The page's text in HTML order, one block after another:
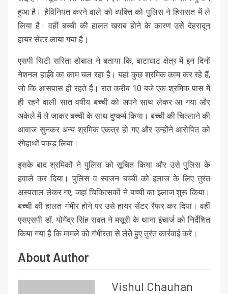
हुआ है। हैविनियत करने वाले को व्यक्ति को पुलिस ने हिरासत में ले
लिया है। वहीं बच्ची की हालत खराब होने के कारण उसे देहरादून
हायर सेंटर लाया गया है।
एसपी सिटी सरिता डोबाल ने बताया कि, बाटाघाट क्षेत्र में इन दिनों
नेशनल हाईवे का काम चल रहा है। यहां कुछ श्रमिक काम कर रहे हैं,
जो कि आसपास ही रहते हैं। रात करीब 10 बजे एक श्रमिक पास में
ही रहने वाली सात वर्षीय बच्ची को अपने साथ लेकर आ गया और
अकेले में ले जाकर बच्ची के साथ दुष्कर्म किया। बच्ची की चिल्लाने की
आवाज सुनकर अन्य श्रमिक एकत्र हो गए और उन्होंने आरोपित को
रंगेहाथों पकड़ लिया।
इसके बाद श्रमिकों ने पुलिस को सूचित किया और उसे पुलिस के
हवाले कर दिया। पुलिस व स्वजन बच्ची को इलाज के लिए तुरंत
अस्पताल लेकर गए, जहां चिकित्सकों ने बच्ची का इलाज शुरू किया।
बच्ची की हालत गंभीर होने पर उसे हायर सेंटर रैफर कर दिया। वहीं
एसएसपी डॉ. योगेंद्र सिंह रावत ने मसूरी के थाना इंचार्ज को निर्देशित
किया गया है कि मामले को गंभीरता से लेते हुए तुरंत कार्रवाई करें।
About Author
Vishul Chauhan